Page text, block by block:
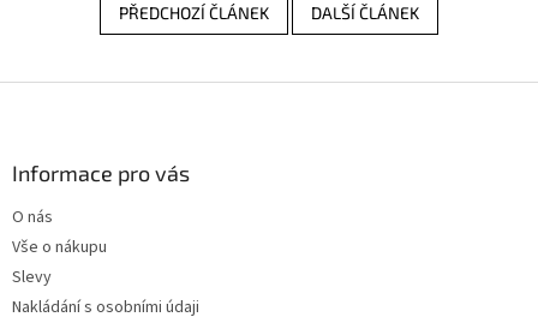
PŘEDCHOZÍ ČLÁNEK DALŠÍ ČLÁNEK
Informace pro vás
O nás
Vše o nákupu
Slevy
Nakládání s osobními údaji